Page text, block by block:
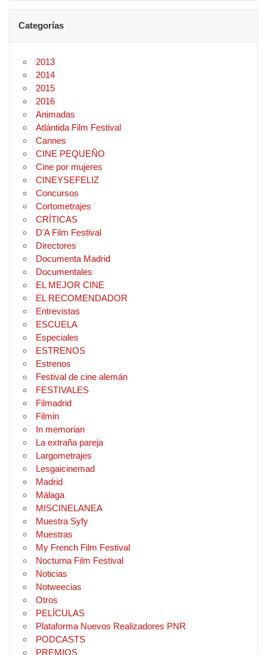
Categorías
2013
2014
2015
2016
Animadas
Atlántida Film Festival
Cannes
CINE PEQUEÑO
Cine por mujeres
CINEYSEFELIZ
Concursos
Cortometrajes
CRÍTICAS
D'A Film Festival
Directores
Documenta Madrid
Documentales
EL MEJOR CINE
EL RECOMENDADOR
Entrevistas
ESCUELA
Especiales
ESTRENOS
Estrenos
Festival de cine alemán
FESTIVALES
Filmadrid
Filmin
In memorian
La extraña pareja
Largometrajes
Lesgaicinemad
Madrid
Málaga
MISCINELANEA
Muestra Syfy
Muestras
My French Film Festival
Nocturna Film Festival
Noticias
Notweecias
Otros
PELÍCULAS
Plataforma Nuevos Realizadores PNR
PODCASTS
PREMIOS